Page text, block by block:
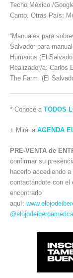
Techo México /
Canto. Otras País:
“Manuales para
Salvador para
Humanos (El
Realizador/a: Carlos
The Farm (El
* Conocé a TODOS
+ Mirá la AGENDA
PRE-VENTA de
confirmar su
hacerlo accediendo
contactándote con el
encontrarlo
aquí: